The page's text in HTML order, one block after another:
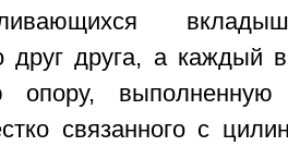
друг друга, а каждый
опору,
связанного с